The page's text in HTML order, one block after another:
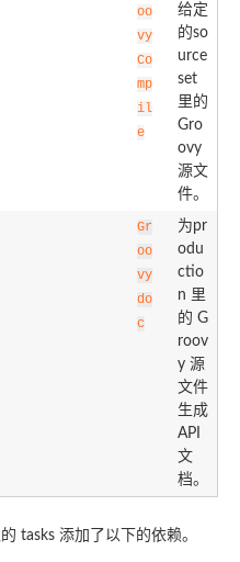
oo
vy
Co
mp
il
e
给定
的so
urce
set
里的
Gro
ovy
源文
件。
Gr
oo
vy
do
c
为pr
odu
ctio
n 里
的 G
roov
y 源
文件
生成
API
文
档。
tasks 添加了以下的依赖。